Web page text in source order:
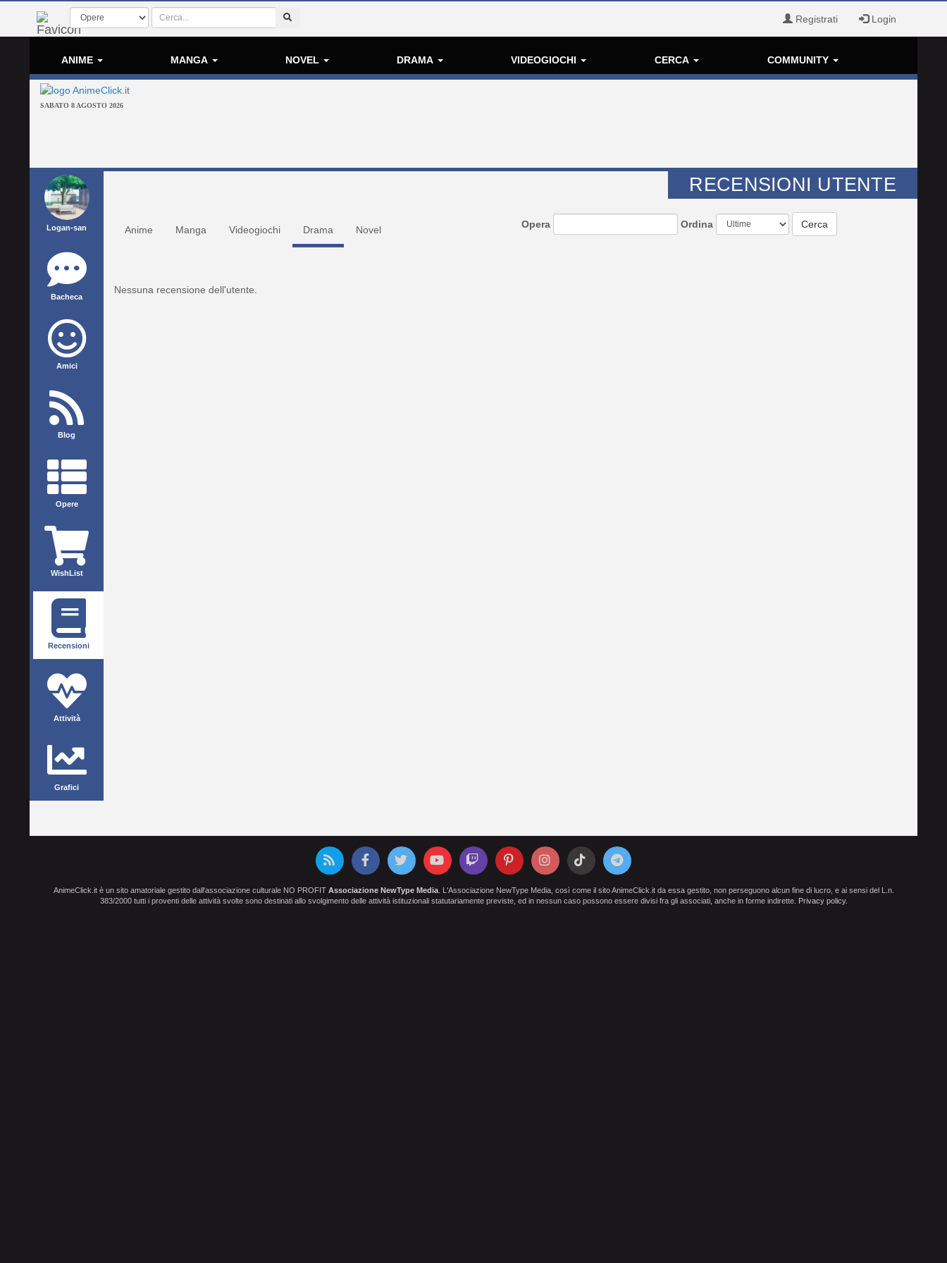
Registrati Login
ANIME MANGA NOVEL DRAMA VIDEOGIOCHI CERCA COMMUNITY
SABATO 8 AGOSTO 2026
Logan-san
Bacheca
Amici
Blog
Opere
WishList
Recensioni
Attività
Grafici
RECENSIONI UTENTE
Anime Manga Videogiochi Drama Novel Opera Ordina Cerca
Nessuna recensione dell'utente.
AnimeClick.it è un sito amatoriale gestito dall'associazione culturale NO PROFIT Associazione NewType Media. L'Associazione NewType Media, così come il sito AnimeClick.it da essa gestito, non perseguono alcun fine di lucro, e ai sensi del L.n.
383/2000 tutti i proventi delle attività svolte sono destinati allo svolgimento delle attività istituzionali statutariamente previste, ed in nessun caso possono essere divisi fra gli associati, anche in forme indirette. Privacy policy.